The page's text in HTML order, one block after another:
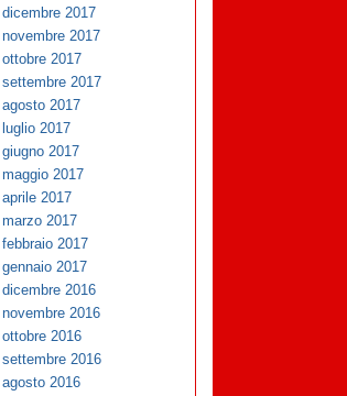
dicembre 2017
novembre 2017
ottobre 2017
settembre 2017
agosto 2017
luglio 2017
giugno 2017
maggio 2017
aprile 2017
marzo 2017
febbraio 2017
gennaio 2017
dicembre 2016
novembre 2016
ottobre 2016
settembre 2016
agosto 2016